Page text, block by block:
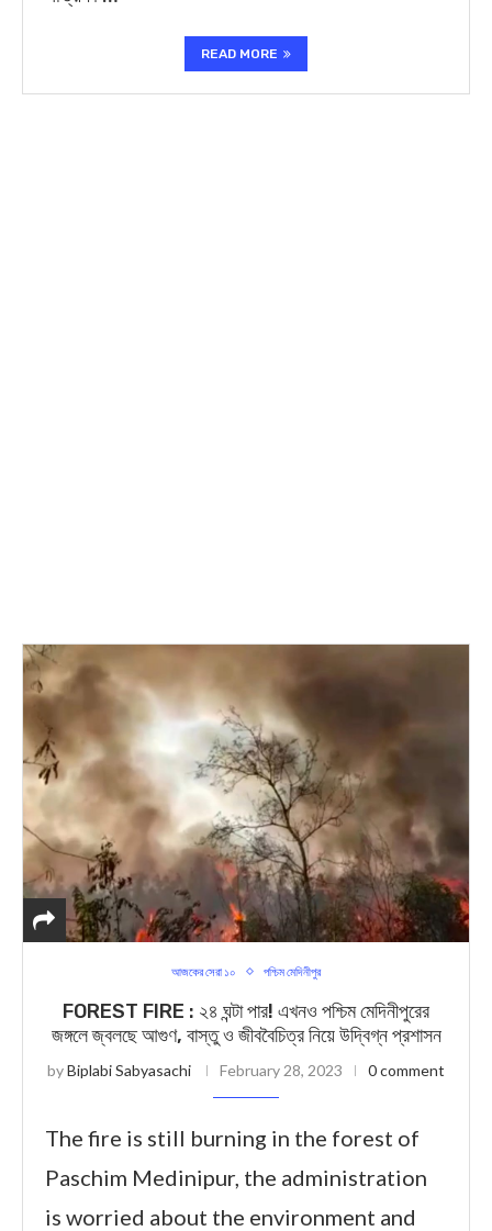
READ MORE
আজকের সেরা ১০ পশ্চিম মেদিনীপুর
FOREST FIRE : ২৪ ঘন্টা পার! এখনও পশ্চিম মেদিনীপুরের
জঙ্গলে জ্বলছে আগুণ, বাস্তু ও জীববৈচিত্র নিয়ে উদ্বিগ্ন প্রশাসন
byBiplabi Sabyasachi February 28, 2023 0 comment
The fire is still burning in the forest of
Paschim Medinipur, the administration
is worried about the environment and